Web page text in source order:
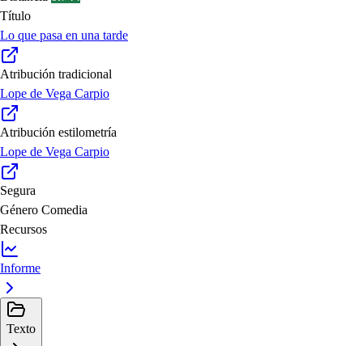
Título
Lo que pasa en una tarde
Atribución tradicional
Lope de Vega Carpio
Atribución estilometría
Lope de Vega Carpio
Segura
Género Comedia
Recursos
Informe
Texto